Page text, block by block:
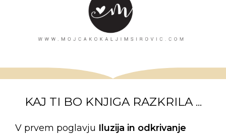
KAJ TI BO KNJIGA RAZKRILA ...
V prvem poglavju Iluzija in odkrivanje